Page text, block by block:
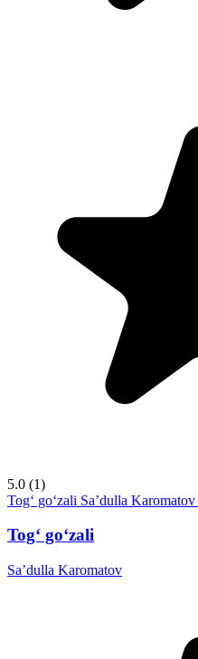
5.0 (1)
Tog‘ go‘zali Sa’dulla Karomatov
Tog‘ go‘zali
Sa’dulla Karomatov